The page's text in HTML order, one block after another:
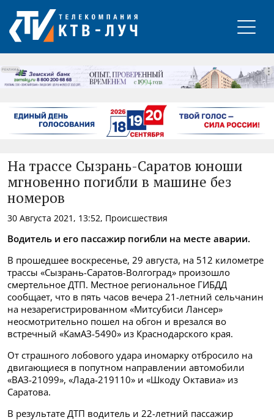
РЕКЛАМА
На трассе Сызрань-Саратов юноши
мгновенно погибли в машине без
номеров
30 Августа 2021, 13:52, Происшествия
Водитель и его пассажир погибли на месте аварии.
В прошедшее воскресенье, 29 августа, на 512 километре
трассы «Сызрань-Саратов-Волгоград» произошло
смертельное ДТП. Местное региональное ГИБДД
сообщает, что в пять часов вечера 21-летний сельчанин
на незарегистрированном «Митсубиси Лансер»
неосмотрительно пошел на обгон и врезался во
встречный «КамАЗ-5490» из Краснодарского края.
От страшного лобового удара иномарку отбросило на
двигающиеся в попутном направлении автомобили
«ВАЗ-21099», «Лада-219110» и «Шкоду Октавиа» из
Саратова.
В результате ДТП водитель и 22-летний пассажир